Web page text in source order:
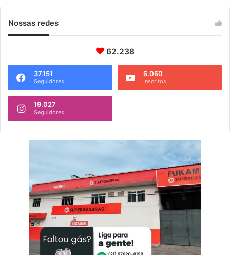
Nossas redes
62.238
37.151
Seguidores
6.060
Inscritos
19.027
Seguidores